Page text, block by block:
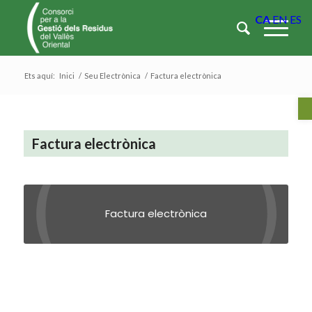
Ets aquí: Inici / Seu Electrònica / Factura electrònica
Factura electrònica
Factura electrònica
CAEN ES